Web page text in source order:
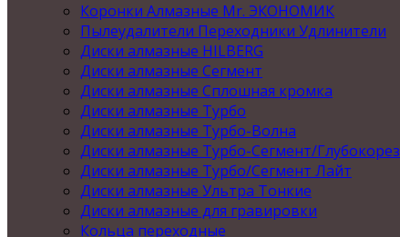
Коронки Алмазные Mr. ЭКОНОМИК
Пылеудалители Переходники Удлинители
Диски алмазные HILBERG
Диски алмазные Сегмент
Диски алмазные Сплошная кромка
Диски алмазные Турбо
Диски алмазные Турбо-Волна
Диски алмазные Турбо-Сегмент/Глубокорез
Диски алмазные Турбо/Сегмент Лайт
Диски алмазные Ультра Тонкие
Диски алмазные для гравировки
Кольца переходные